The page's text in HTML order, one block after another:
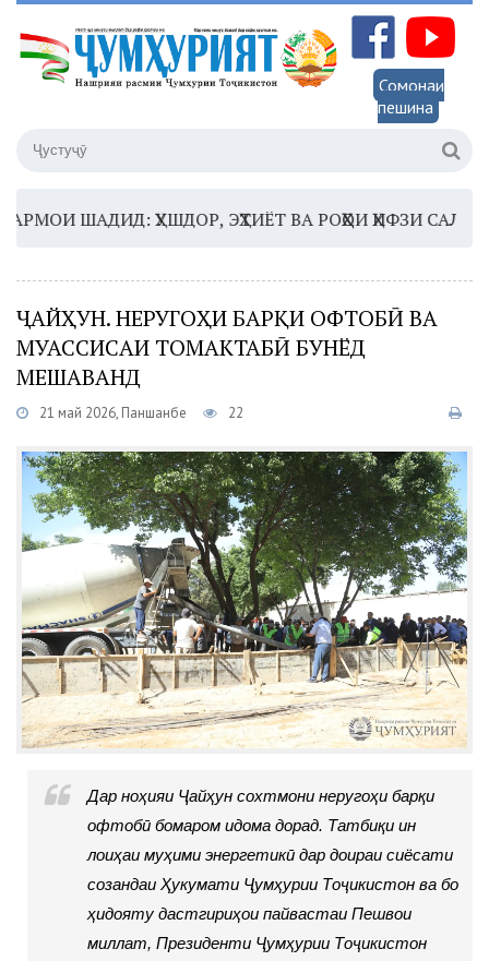
Сомонаи
пешина
ШАДИД: ҲУШДОР, ЭҲТИЁТ ВА РОҲҲОИ ҲИФЗИ САЛОМАТӢ
ҶАЙҲУН. НЕРУГОҲИ БАРҚИ ОФТОБӢ ВА
МУАССИСАИ ТОМАКТАБӢ БУНЁД
МЕШАВАНД
21 май 2026, Панҷшанбе 22
Дар ноҳияи Ҷайҳун сохтмони неругоҳи барқи
офтобӣ бомаром идома дорад. Татбиқи ин
лоиҳаи муҳими энергетикӣ дар доираи сиёсати
созандаи Ҳукумати Ҷумҳурии Тоҷикистон ва бо
ҳидояту дастгириҳои пайвастаи Пешвои
миллат, Президенти Ҷумҳурии Тоҷикистон